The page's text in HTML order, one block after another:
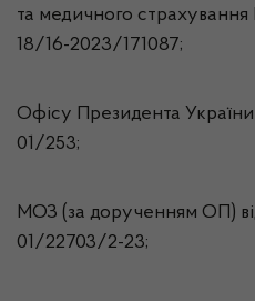
та медичного
18/16-2023/171087;
Офісу Президента
01/253;
МОЗ (за дорученням ОП)
01/22703/2-23;